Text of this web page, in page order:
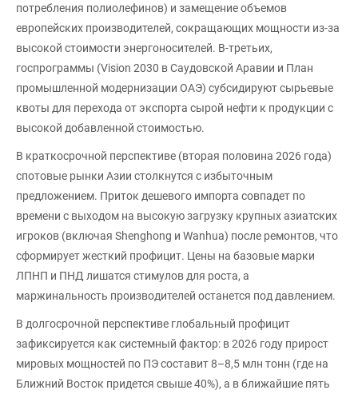
потребления полиолефинов) и замещение объемов
европейских производителей, сокращающих мощности из-за
высокой стоимости энергоносителей. В-третьих,
госпрограммы (Vision 2030 в Саудовской Аравии и План
промышленной модернизации ОАЭ) субсидируют сырьевые
квоты для перехода от экспорта сырой нефти к продукции с
высокой добавленной стоимостью.
В краткосрочной перспективе (вторая половина 2026 года)
спотовые рынки Азии столкнутся с избыточным
предложением. Приток дешевого импорта совпадет по
времени с выходом на высокую загрузку крупных азиатских
игроков (включая Shenghong и Wanhua) после ремонтов, что
сформирует жесткий профицит. Цены на базовые марки
ЛПНП и ПНД лишатся стимулов для роста, а
маржинальность производителей останется под давлением.
В долгосрочной перспективе глобальный профицит
зафиксируется как системный фактор: в 2026 году прирост
мировых мощностей по ПЭ составит 8–8,5 млн тонн (где на
Ближний Восток придется свыше 40%), а в ближайшие пять